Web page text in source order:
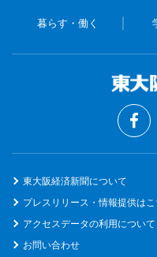
暮らす・働く
東大阪経済新聞について
プレスリリース・情報提供はこ
アクセスデータの利用について
お問い合わせ